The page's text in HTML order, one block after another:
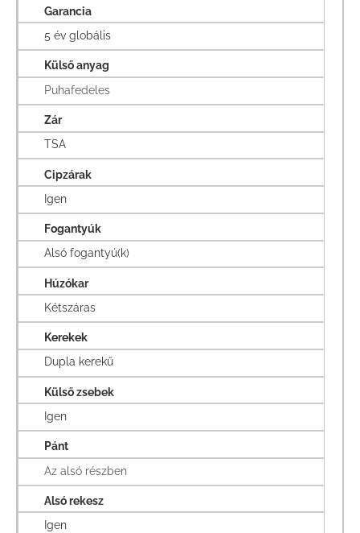
Garancia
5 év globális
Külső anyag
Puhafedeles
Zár
TSA
Cipzárak
Igen
Fogantyúk
Alsó fogantyú(k)
Húzókar
Kétszáras
Kerekek
Dupla kerekű
Külső zsebek
Igen
Pánt
Az alsó részben
Alsó rekesz
Igen